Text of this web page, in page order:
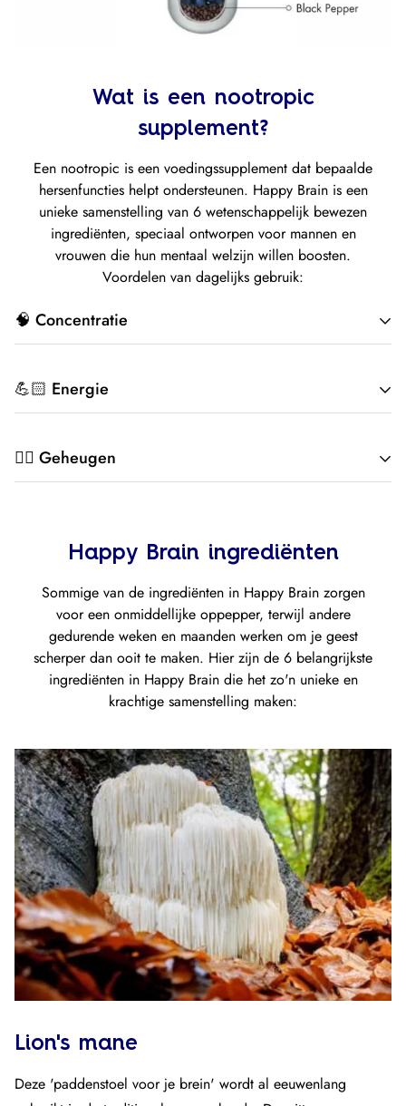
Wat is een nootropic
supplement?
Een nootropic is een voedingssupplement dat bepaalde
hersenfuncties helpt ondersteunen. Happy Brain is een
unieke samenstelling van 6 wetenschappelijk bewezen
ingrediënten, speciaal ontworpen voor mannen en
vrouwen die hun mentaal welzijn willen boosten.
Voordelen van dagelijks gebruik:
🧠 Concentratie
Happy Brain ondersteunt je concentratie en alertheid, zodat
je minder snel naar je smartphone grijpt als dit eigenlijk niet
💪🏻 Energie
Happy Brain is speciaal samengesteld om je een natuurlijke
energieboost te geven, ideaal voor een actieve start van je
🙇‍♂️ Geheugen
plaats of gebeurtenis niet meer kan herinneren. Met onze
meer overkomt[tooltip1]
Happy Brain ingrediënten
Sommige van de ingrediënten in Happy Brain zorgen
voor een onmiddellijke oppepper, terwijl andere
gedurende weken en maanden werken om je geest
scherper dan ooit te maken. Hier zijn de 6 belangrijkste
ingrediënten in Happy Brain die het zo'n unieke en
krachtige samenstelling maken:
Lion's mane
Deze 'paddenstoel voor je brein' wordt al eeuwenlang